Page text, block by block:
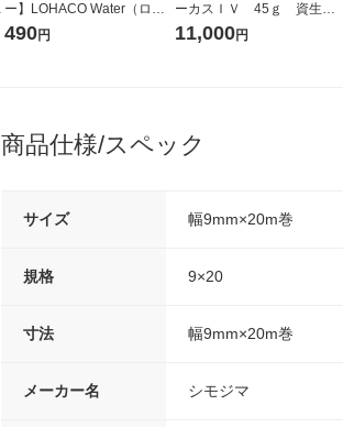
ー】LOHACO Water（ロハ
コウォーター）2L ラベルレ
490円
ーカスＩＶ 45ｇ 資生
堂 おまけ付き
11,000円
商品仕様/スペック
サイズ 幅9mm×20m巻
規格 9×20
寸法 幅9mm×20m巻
メーカー名 シモジマ